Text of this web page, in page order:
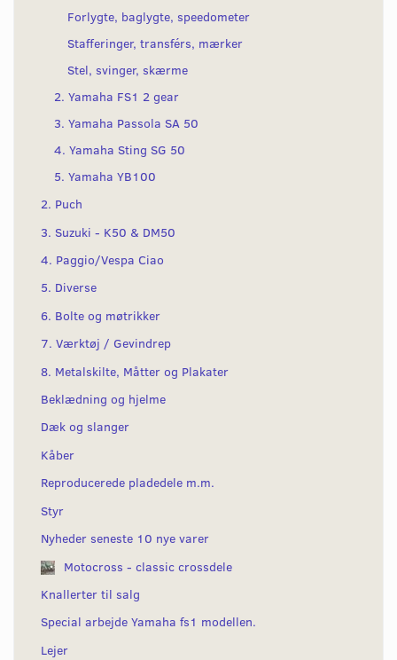
Forlygte, baglygte, speedometer
Stafferinger, transférs, mærker
Stel, svinger, skærme
2. Yamaha FS1 2 gear
3. Yamaha Passola SA 50
4. Yamaha Sting SG 50
5. Yamaha YB100
2. Puch
3. Suzuki - K50 & DM50
4. Paggio/Vespa Ciao
5. Diverse
6. Bolte og møtrikker
7. Værktøj / Gevindrep
8. Metalskilte, Måtter og Plakater
Beklædning og hjelme
Dæk og slanger
Kåber
Reproducerede pladedele m.m.
Styr
Nyheder seneste 10 nye varer
Motocross - classic crossdele
Knallerter til salg
Special arbejde Yamaha fs1 modellen.
Lejer